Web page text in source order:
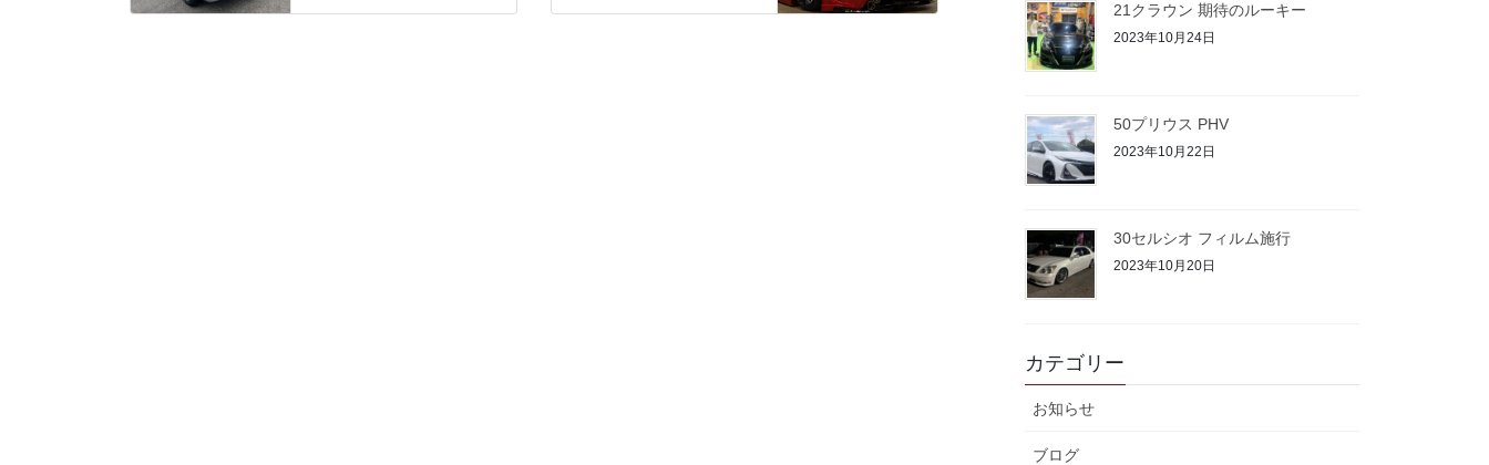
21クラウン 期待のルーキー
2023年10月24日
50プリウス PHV
2023年10月22日
30セルシオ フィルム施行
2023年10月20日
カテゴリー
お知らせ
ブログ